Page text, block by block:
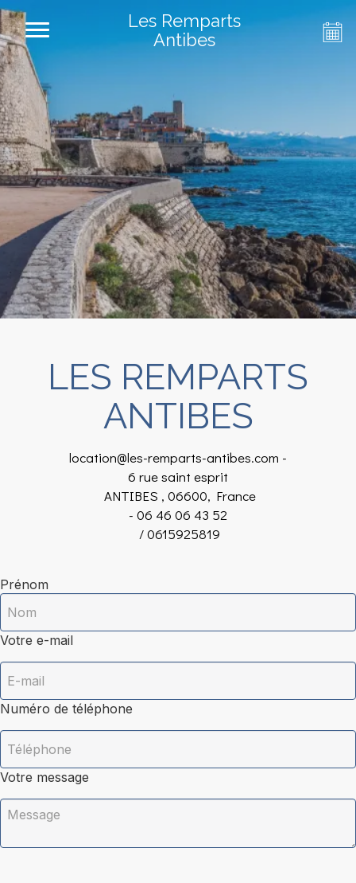
Les Remparts
Antibes
LES REMPARTS
ANTIBES
location@les-remparts-antibes.com -
6 rue saint esprit
ANTIBES , 06600, France
- 06 46 06 43 52
/ 0615925819
Prénom
Votre e-mail
Numéro de téléphone
Votre message